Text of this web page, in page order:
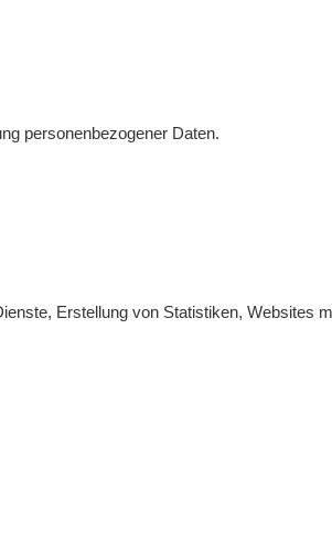
personenbezogener Daten.
Erstellung von Statistiken, Websites